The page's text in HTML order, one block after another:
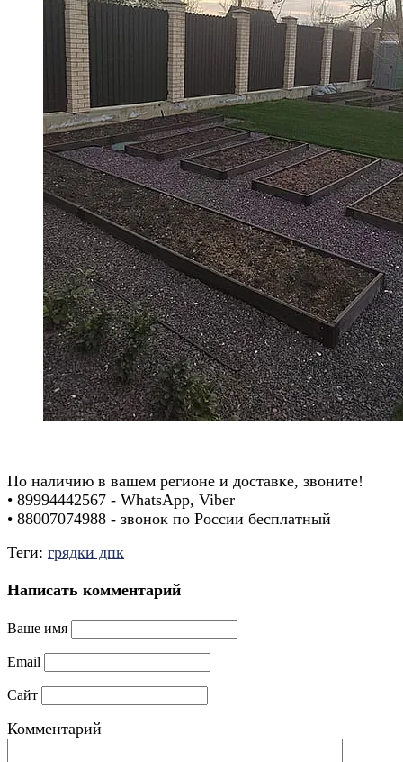
По наличию в вашем регионе и доставке, звоните!
• 89994442567 - WhatsApp, Viber
• 88007074988 - звонок по России бесплатный
Теги: грядки дпк
Написать комментарий
Ваше имя
Email
Сайт
Комментарий